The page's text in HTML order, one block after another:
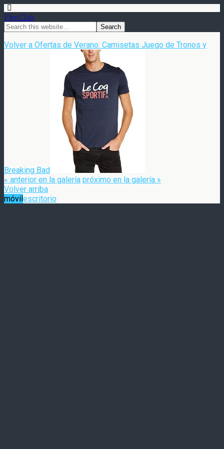
FilmClub
Volver a Ofertas de Verano: Camisetas Juego de Tronos y
Breaking Bad
« anterior en la galería próximo en la galería »
Volver arriba
móvilescritorio